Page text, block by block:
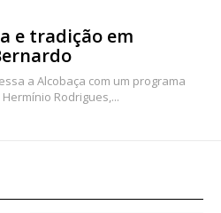
e tradição em
a Alcobaça com um programa
Rodrigues,...